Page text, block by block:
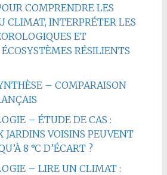
COMPRENDRE LES
CLIMAT, INTERPRÉTER LES
ET
RÉSILIENTS
– COMPARAISON
– ÉTUDE DE CAS :
JARDINS VOISINS PEUVENT
8 °C D’ÉCART ?
– LIRE UN CLIMAT :